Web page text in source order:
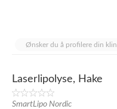
Ønsker du å profilere din
Laserlipolyse, Hake
SmartLipo Nordic